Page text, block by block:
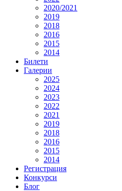
2020/2021
2019
2018
2016
2015
2014
Билети
Галерии
2025
2024
2023
2022
2021
2019
2018
2016
2015
2014
Регистрация
Конкурси
Блог